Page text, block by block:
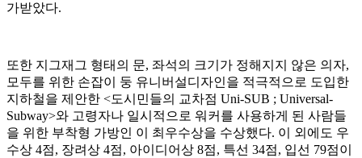
가받았다.
또한 지그재그 형태의 문, 좌석의 크기가 정해지지 않은 의자,
모두를 위한 손잡이 둥 유니버설디자인을 적극적으로 도입한
지하철을 제안한 <도시민들의 교차점 Uni-SUB ; Universal-
Subway>와 고령자나 일시적으로 워커를 사용하게 된 사람들
을 위한 부착형 가방인 이 최우수상을 수상했다. 이 외에도 우
수상 4점, 장려상 4점, 아이디어상 8점, 특선 34점, 입선 79점이